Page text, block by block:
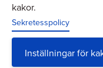
Nyhetsbrev
Anmäl dig till vårt
kakor.
Sekretesspolicy
Inställningar för